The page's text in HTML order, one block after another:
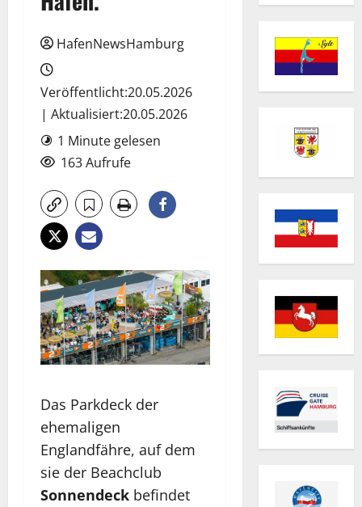
HafenNewsHamburg
Veröffentlicht:20.05.2026
| Aktualisiert:20.05.2026
1 Minute gelesen
163 Aufrufe
Das Parkdeck der
ehemaligen
Englandfähre, auf dem
sie der Beachclub
Sonnendeck befindet